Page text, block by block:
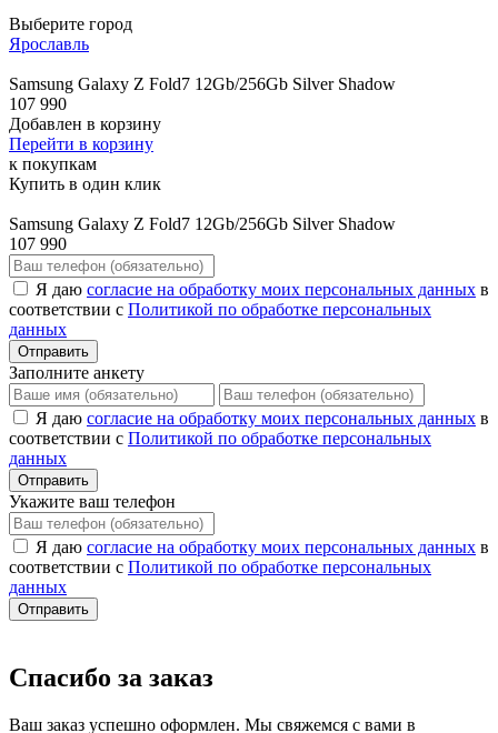
Выберите город
Ярославль
Samsung Galaxy Z Fold7 12Gb/256Gb Silver Shadow
107 990
Добавлен в корзину
Перейти в корзину
к покупкам
Купить в один клик
Samsung Galaxy Z Fold7 12Gb/256Gb Silver Shadow
107 990
Я даю согласие на обработку моих персональных данных в
соответствии с Политикой по обработке персональных
данных
Отправить
Заполните анкету
Я даю согласие на обработку моих персональных данных в
соответствии с Политикой по обработке персональных
данных
Отправить
Укажите ваш телефон
Я даю согласие на обработку моих персональных данных в
соответствии с Политикой по обработке персональных
данных
Отправить
Спасибо за заказ
Ваш заказ успешно оформлен. Мы свяжемся с вами в